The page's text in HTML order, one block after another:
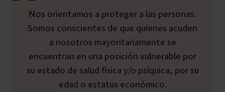
Nos orientamos a proteger a las personas.
Somos conscientes de que quienes acuden
a nosotros mayoritariamente se
encuentran en una posición vulnerable por
su estado de salud física y/o psíquica, por su
edad o estatus económico.